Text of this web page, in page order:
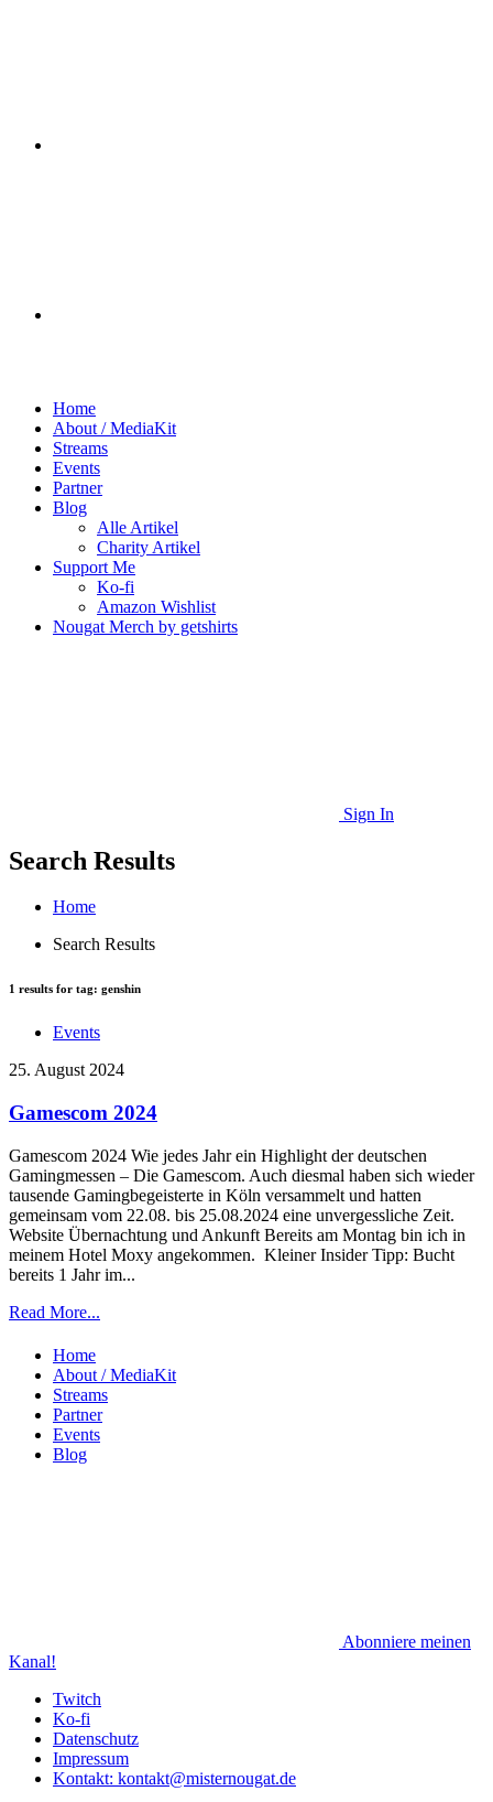
Home
About / MediaKit
Streams
Events
Partner
Blog
Alle Artikel
Charity Artikel
Support Me
Ko-fi
Amazon Wishlist
Nougat Merch by getshirts
Sign In
Search Results
Home
Search Results
1 results for tag: genshin
Events
25. August 2024
Gamescom 2024
Gamescom 2024 Wie jedes Jahr ein Highlight der deutschen
Gamingmessen – Die Gamescom. Auch diesmal haben sich wieder
tausende Gamingbegeisterte in Köln versammelt und hatten
gemeinsam vom 22.08. bis 25.08.2024 eine unvergessliche Zeit.
Website Übernachtung und Ankunft Bereits am Montag bin ich in
meinem Hotel Moxy angekommen. Kleiner Insider Tipp: Bucht
bereits 1 Jahr im...
Read More...
Home
About / MediaKit
Streams
Partner
Events
Blog
Abonniere meinen
Kanal!
Twitch
Ko-fi
Datenschutz
Impressum
Kontakt: kontakt@misternougat.de